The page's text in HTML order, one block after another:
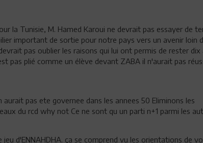
la Tunisie, M. Hamed Karoui ne devrait pas essayer de
important de sortie pour notre pays vers un avenir loin
pas oublier les raisons qui lui ont permis de rester dix
pas plié comme un élève devant ZABA il n'aurait pas
aurait pas ete governee dans les annees 50 Eliminons les
du rcd why not Ce ne sont qu un parti n+1 parmi les
d'ENNAHDHA. ça se comprend vu les orientations de